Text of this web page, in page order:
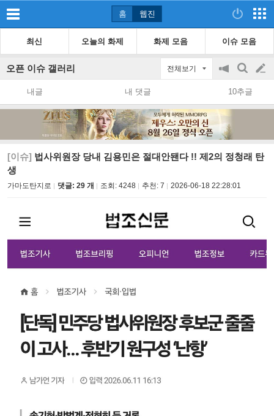
홈 웹진
최신 오늘의 화제 화제 모음 이슈 모음
오픈 이슈 갤러리 전체보기
공
지
on/off
검
색
글
쓰
내글 내 댓글 10추글
[이슈] 법사위원장 당내 김용민은 절대안됀다 !! 제2의 정청래 탄
생
가마도탄지로 댓글: 29 개 조회: 4248 추천: 7 2026-06-18 22:28:01